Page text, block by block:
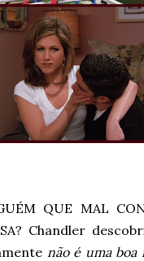
QUE MAL
Chandler
não é uma boa